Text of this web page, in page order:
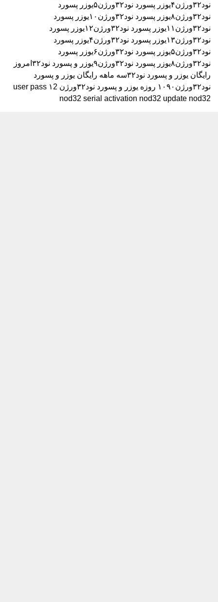
نود۳۲ورژن۴
یوزر پسورد نود۳۲ورژن۵
یوزر پسورد
نود۳۲ورژن۸
یوزر پسورد نود۳۲ورژن۱۰
یوزر پسورد
نود۳۲ورژن۱۱
یوزر پسورد نود۳۲ورژن۱۲
یوزر پسورد
نود۳۲ورژن۱۳
یوزر پسورد نود۳۲ورژن۴
یوزر پسورد
نود۳۲ورژن۵
یوزر پسورد نود۳۲ورژن۶
یوزر پسورد
نود۳۲ورژن۸
یوزر پسورد نود۳۲ورژن۹
یوزر و پسورد نود۳۲امروز
رایگان یوزر و پسورد نود۳۲سه ماهه رایگان
یوزر و پسورد
نود۳۲ورژن۱۰۹۰ روزه
یوزر و پسورد نود۳۲ورژن ۱2
user pass
nod32 serial activation nod32 update nod32